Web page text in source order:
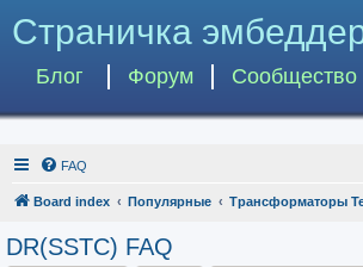
Страничка
Блог Форум Сообщество
FAQ
Board index Популярные Трансформаторы
DR(SSTC) FAQ